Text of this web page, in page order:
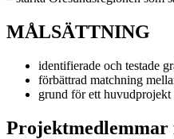
MÅLSÄTTNING
identifierade och testade
förbättrad matchning
grund för ett huvudprojekt
Projektmedlemmar